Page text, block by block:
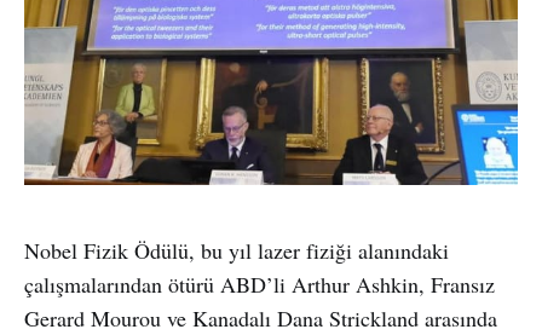
Nobel Fizik Ödülü, bu yıl lazer fiziği alanındaki
çalışmalarından ötürü ABD’li Arthur Ashkin, Fransız
Gerard Mourou ve Kanadalı Dana Strickland arasında